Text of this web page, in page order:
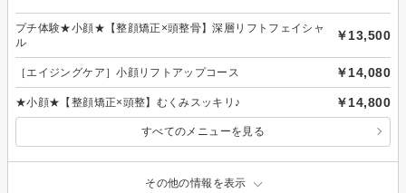
プチ体験★小顔★【整顔矯正×頭整骨】深層リフトフェイシャ
ル
￥13,500
［エイジングケア］小顔リフトアップコース ￥14,080
★小顔★【整顔矯正×頭整】むくみスッキリ♪ ￥14,800
すべてのメニューを見る
その他の情報を表示